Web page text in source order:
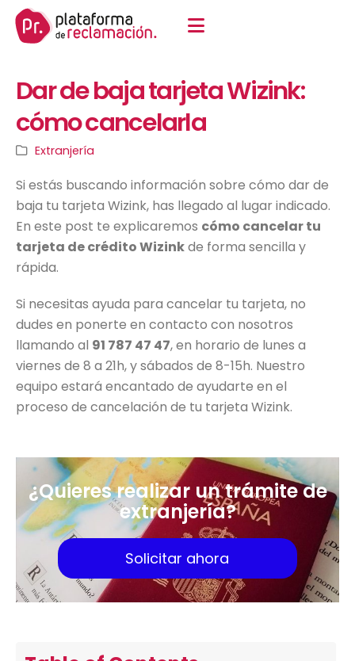
Dar de baja tarjeta Wizink:
cómo cancelarla
Extranjería
Si estás buscando información sobre cómo dar de
baja tu tarjeta Wizink, has llegado al lugar indicado.
En este post te explicaremos cómo cancelar tu
tarjeta de crédito Wizinkde forma sencilla y
rápida.
Si necesitas ayuda para cancelar tu tarjeta, no
dudes en ponerte en contacto con nosotros
llamando al 91 787 47 47, en horario de lunes a
viernes de 8 a 21h, y sábados de 8-15h. Nuestro
equipo estará encantado de ayudarte en el
proceso de cancelación de tu tarjeta Wizink.
¿Quieres realizar un trámite de
extranjería?
Solicitar ahora